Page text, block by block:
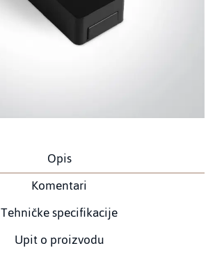
Opis
Komentari
Tehničke specifikacije
Upit o proizvodu